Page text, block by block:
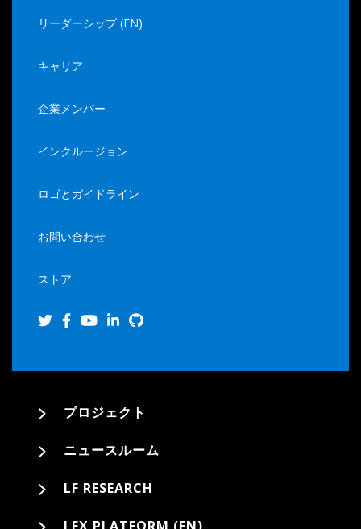
リーダーシップ (EN)
キャリア
企業メンバー
インクルージョン
ロゴとガイドライン
お問い合わせ
ストア
プロジェクト
ニュースルーム
LF RESEARCH